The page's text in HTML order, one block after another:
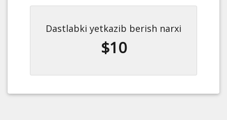
Dastlabki yetkazib berish narxi
$10